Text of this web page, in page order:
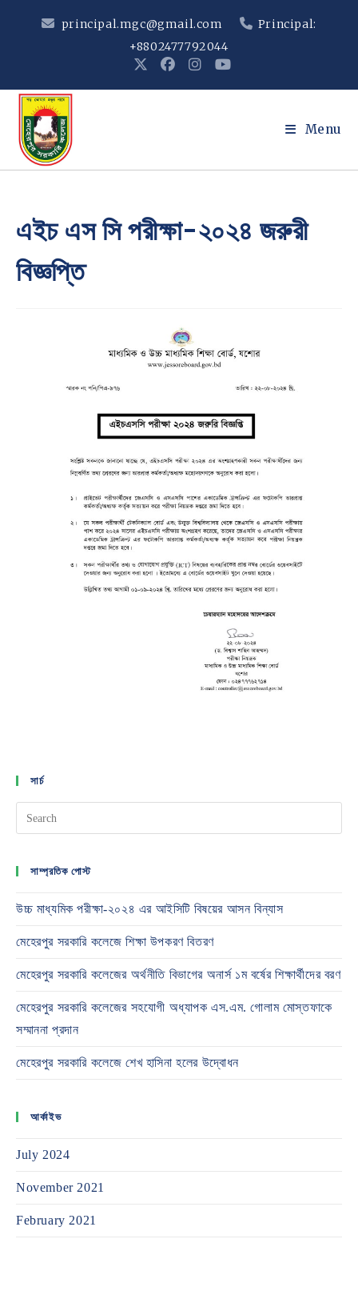
principal.mgc@gmail.com
Principal:
+8802477792044
Menu
এইচ এস সি পরীক্ষা-২০২৪ জরুরী
বিজ্ঞপ্তি
সার্চ
সাম্প্রতিক পোস্ট
উচ্চ মাধ্যমিক পরীক্ষা-২০২৪ এর আইসিটি বিষয়ের আসন বিন্যাস
মেহেরপুর সরকারি কলেজে শিক্ষা উপকরণ বিতরণ
মেহেরপুর সরকারি কলেজের অর্থনীতি বিভাগের অনার্স ১ম বর্ষের শিক্ষার্থীদের বরণ
মেহেরপুর সরকারি কলেজের সহযোগী অধ্যাপক এস.এম. গোলাম মোস্তফাকে
সম্মাননা প্রদান
মেহেরপুর সরকারি কলেজে শেখ হাসিনা হলের উদ্বোধন
আর্কাইভ
July 2024
November 2021
February 2021